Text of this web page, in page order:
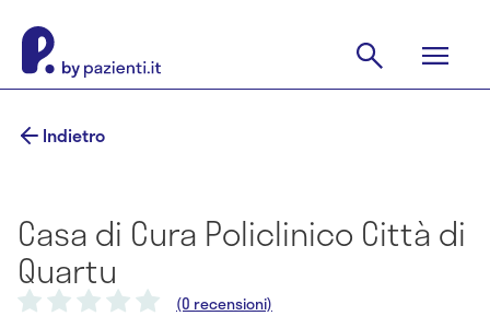
Indietro
Casa di Cura Policlinico Città di
Quartu
(0 recensioni)